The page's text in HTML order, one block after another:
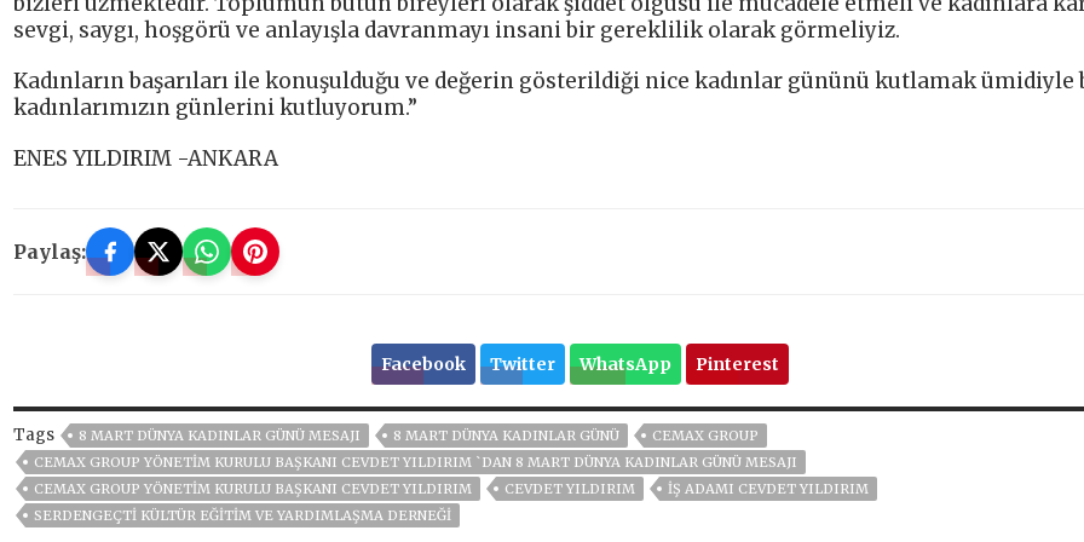
sevgi, saygı, hoşgörü ve anlayışla davranmayı insani bir gereklilik olarak görmeliyiz.
Kadınların başarıları ile konuşulduğu ve değerin gösterildiği nice kadınlar gününü kutlamak ümidiyle
kadınlarımızın günlerini kutluyorum.”
ENES YILDIRIM -ANKARA
Paylaş:
Facebook Twitter WhatsApp Pinterest
Tags 8 MART DÜNYA KADINLAR GÜNÜ MESAJI 8 MART DÜNYA KADINLAR GÜNÜ
CEMAX GROUP
CEMAX GROUP YÖNETİM KURULU BAŞKANI CEVDET YILDIRIM `DAN 8 MART DÜNYA KADINLAR GÜNÜ MESAJI
CEMAX GROUP YÖNETIM KURULU BAŞKANI CEVDET YILDIRIM
CEVDET YILDIRIM
IŞ ADAMI CEVDET YILDIRIM
SERDENGEÇTI KÜLTÜR EĞITIM VE YARDIMLAŞMA DERNEĞI